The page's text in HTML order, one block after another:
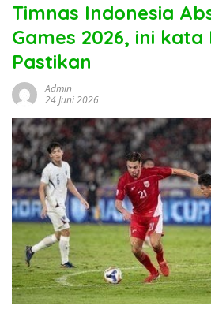
Timnas Indonesia
Games 2026, ini
Pastikan
Admin
24 Juni 2026